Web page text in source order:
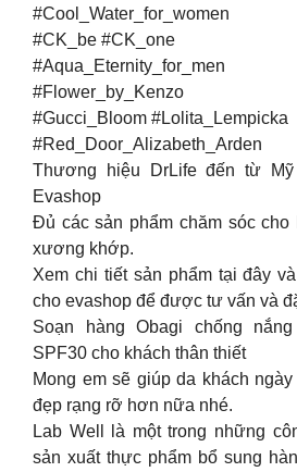
#Cool_Water_for_women
#CK_be #CK_one
#Aqua_Eternity_for_men
#Flower_by_Kenzo
#Gucci_Bloom #Lolita_Lempicka
#Red_Door_Alizabeth_Arden
Thương hiệu DrLife đến từ
Evashop
Đủ các sản phẩm chăm sóc
xương khớp.
Xem chi tiết sản phẩm tại đây
cho evashop để được tư vấn và
Soạn hàng Obagi chống
SPF30 cho khách thân thiết
Mong em sẽ giúp da khách
đẹp rạng rỡ hơn nữa nhé.
Lab Well là một trong những
sản xuất thực phẩm bổ sung